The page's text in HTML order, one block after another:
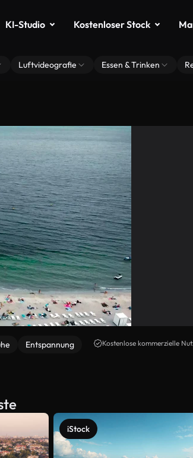
KI-Studio Kostenloser Stock
Luftvideografie Essen & Trinken
Entspannung
Kostenlose kommerzielle
iStock